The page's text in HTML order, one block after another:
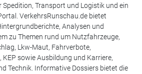
Transport und Logistik und ein
VerkehrsRunschau.de bietet
Analysen und
zu Themen rund um Nutzfahrzeuge,
Lkw-Maut, Fahrverbote,
sowie Ausbildung und Karriere,
Technik. Informative Dossiers bietet die